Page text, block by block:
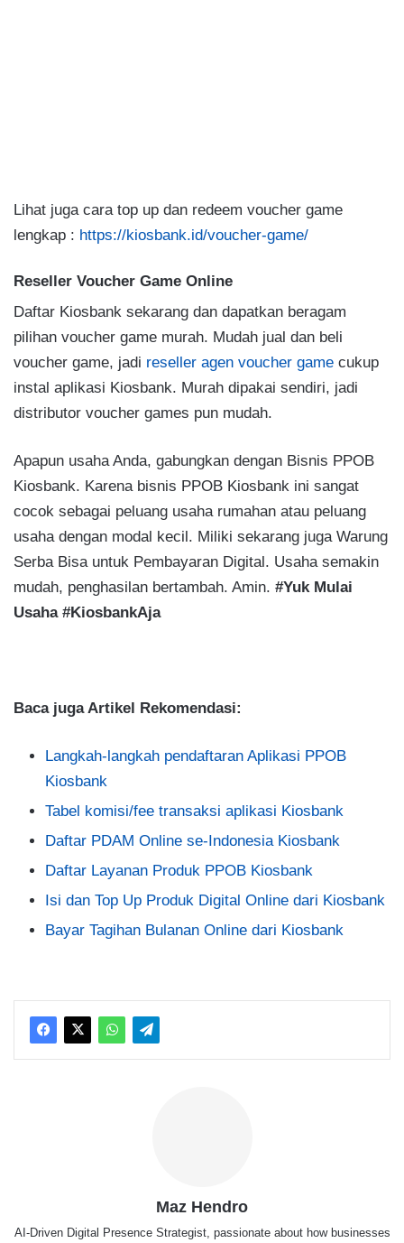
Lihat juga cara top up dan redeem voucher game
lengkap : https://kiosbank.id/voucher-game/
Reseller Voucher Game Online
Daftar Kiosbank sekarang dan dapatkan beragam
pilihan voucher game murah. Mudah jual dan beli
voucher game, jadi reseller agen voucher game cukup
instal aplikasi Kiosbank. Murah dipakai sendiri, jadi
distributor voucher games pun mudah.
Apapun usaha Anda, gabungkan dengan Bisnis PPOB
Kiosbank. Karena bisnis PPOB Kiosbank ini sangat
cocok sebagai peluang usaha rumahan atau peluang
usaha dengan modal kecil. Miliki sekarang juga Warung
Serba Bisa untuk Pembayaran Digital. Usaha semakin
mudah, penghasilan bertambah. Amin. #Yuk Mulai
Usaha #KiosbankAja
Baca juga Artikel Rekomendasi:
Langkah-langkah pendaftaran Aplikasi PPOB
Kiosbank
Tabel komisi/fee transaksi aplikasi Kiosbank
Daftar PDAM Online se-Indonesia Kiosbank
Daftar Layanan Produk PPOB Kiosbank
Isi dan Top Up Produk Digital Online dari Kiosbank
Bayar Tagihan Bulanan Online dari Kiosbank
Maz Hendro
AI-Driven Digital Presence Strategist, passionate about how businesses